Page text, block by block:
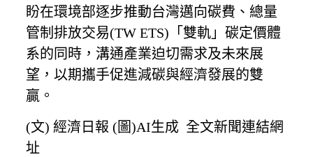
盼在環境部逐步推動台灣邁向碳費、總量
管制排放交易(TW ETS)「雙軌」碳定價體
系的同時，溝通產業迫切需求及未來展
望，以期攜手促進減碳與經濟發展的雙
贏。
(文) 經濟日報 (圖)AI生成 全文新聞連結網
址